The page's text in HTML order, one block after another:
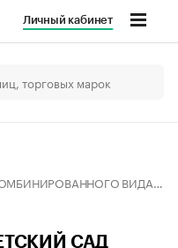
Личный кабинет
МБДОУ Г. КЕРЧИ РК «ДЕТСКИЙ САД КОМБИНИРОВАННОГО ВИДА № 54 «КАЛИНА»
САД